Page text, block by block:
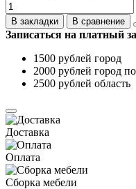
В закладки
В сравнение
Записаться на платный
1500 рублей город
2000 рублей город
2500 рублей область
Доставка
Оплата
Сборка мебели